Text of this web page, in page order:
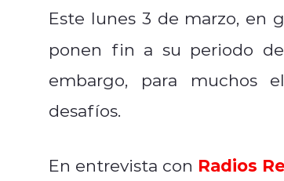
Este lunes 3 de marzo, en
ponen fin a su periodo
embargo, para muchos
desafíos.
En entrevista con Radios